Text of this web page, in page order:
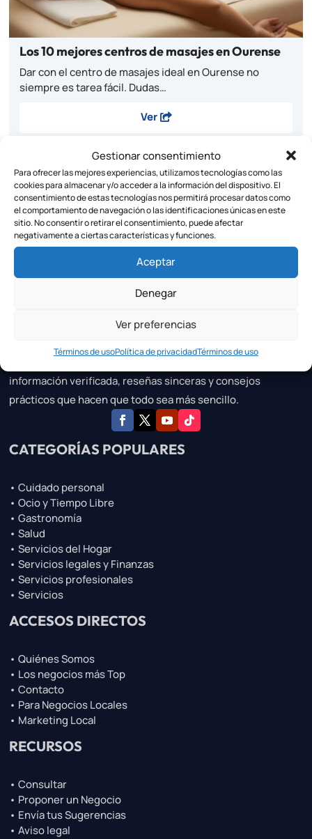
Gestionar consentimiento
Para ofrecer las mejores experiencias, utilizamos tecnologías como las
cookies para almacenar y/o acceder a la información del dispositivo. El
consentimiento de estas tecnologías nos permitirá procesar datos como
el comportamiento de navegación o las identificaciones únicas en este
sitio. No consentir o retirar el consentimiento, puede afectar
negativamente a ciertas características y funciones.
Aceptar
Denegar
Ver preferencias
Términos de usoPolítica de privacidadTérminos de uso
Los 10 mejores centros de masajes en Ourense
Dar con el centro de masajes ideal en Ourense no
siempre es tarea fácil. Dudas…
Ver
La fuente en la que puedes confiar para descubrir negocios
información verificada, reseñas sinceras y consejos
prácticos que hacen que todo sea más sencillo.
CATEGORÍAS POPULARES
• Cuidado personal
• Ocio y Tiempo Libre
• Gastronomía
• Salud
• Servicios del Hogar
• Servicios legales y Finanzas
• Servicios profesionales
• Servicios
ACCESOS DIRECTOS
• Quiénes Somos
• Los negocios más Top
• Contacto
• Para Negocios Locales
• Marketing Local
RECURSOS
• Consultar
• Proponer un Negocio
• Envía tus Sugerencias
• Aviso legal